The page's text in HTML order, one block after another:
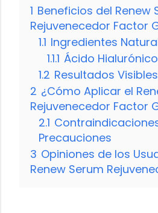
1 Beneficios del Renew
Rejuvenecedor Factor
1.1 Ingredientes
1.1.1 Ácido Hialurónico
1.2 Resultados Visibles
2 ¿Cómo Aplicar el
Rejuvenecedor Factor
2.1
Precauciones
3 Opiniones de los
Renew Serum